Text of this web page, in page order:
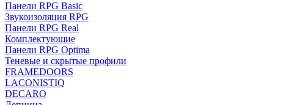
Панели RPG Basic
Звукоизоляция RPG
Панели RPG Real
Комплектующие
Панели RPG Optima
Теневые и скрытые профили
FRAMEDOORS
LACONISTIQ
DECARO